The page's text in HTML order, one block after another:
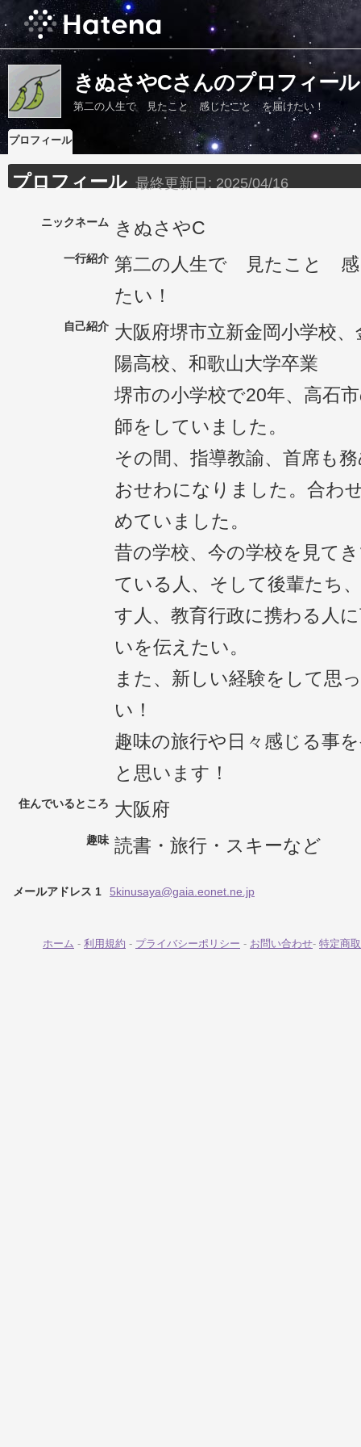
きぬさやCさんのプロフィール
第二の人生で 見たこと 感じたこと を届けたい！
プロフィール
プロフィール 最終更新日: 2025/04/16
ニックネーム きぬさやC
一行紹介 第二の人生で 見たこと
たい！
自己紹介 大阪府堺市立新金岡小学校
陽高校、和歌山大学卒業
堺市の小学校で20年、高石
師をしていました。
その間、指導教諭、首席も
おせわになりました。合わ
めていました。
昔の学校、今の学校を見て
ている人、そして後輩たち
す人、教育行政に携わる人
いを伝えたい。
また、新しい経験をして思
い！
趣味の旅行や日々感じる事
と思います！
住んでいるところ 大阪府
趣味 読書・旅行・スキーなど
メールアドレス 1 5kinusaya@gaia.eonet.ne.jp
ホーム - 利用規約 - プライバシーポリシー - お問い合わせ- 特定商